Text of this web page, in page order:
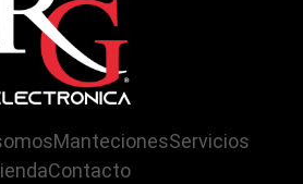
MantecionesServicios
Contacto